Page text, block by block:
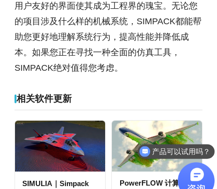
用户友好的界面使其成为工程界的瑰宝。无论您
的项目涉及什么样的机械系统，SIMPACK都能帮
助您更好地理解系统行为，提高性能并降低成
本。如果您正在寻找一种全面的仿真工具，
SIMPACK绝对值得您考虑。
相关软件更新
SIMULIA｜Simpack
PowerFLOW 计算流体
产品可以试用吗？